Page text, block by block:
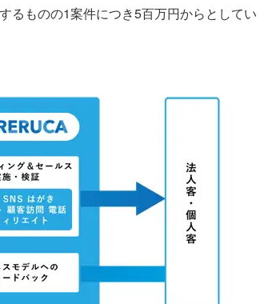
るものの1案件につき5百万円からとしてい